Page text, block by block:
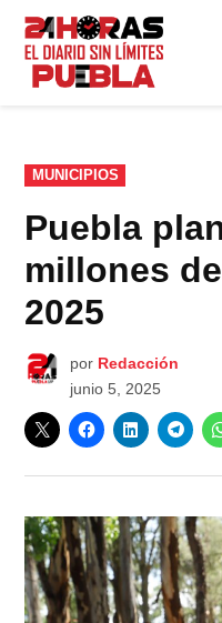
Saltar
contenido
PUBLICADO
EN
MUNICIPIOS
Puebla
millones
2025
por Redacción
junio 5, 2025